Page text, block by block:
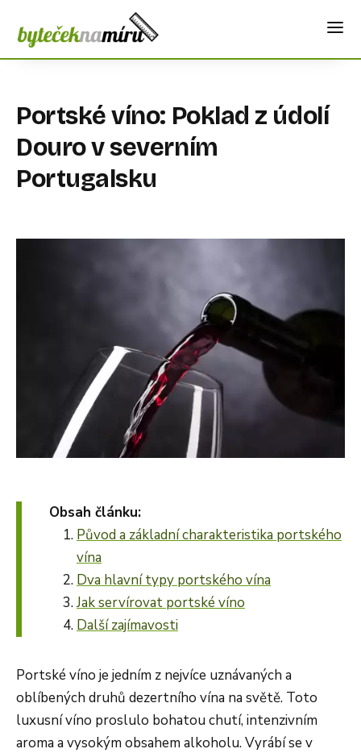
Portské víno: Poklad z údolí
Douro v severním
Portugalsku
Obsah článku:
Původ a základní charakteristika portského
vína
Dva hlavní typy portského vína
Jak servírovat portské víno
Další zajímavosti
Portské víno je jedním z nejvíce uznávaných a
oblíbených druhů dezertního vína na světě. Toto
luxusní víno proslulo bohatou chutí, intenzivním
aroma a vysokým obsahem alkoholu. Vyrábí se v